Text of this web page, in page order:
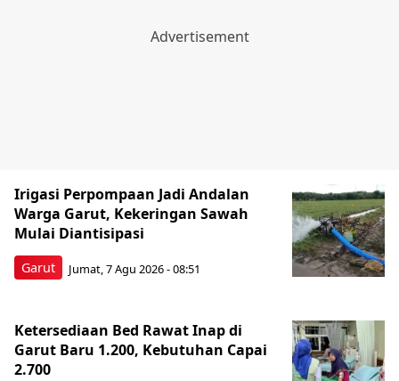
Garut
Irigasi Perpompaan Jadi Andalan
Warga Garut, Kekeringan Sawah
Mulai Diantisipasi
Jumat, 7 Agu 2026 - 08:51
Ketersediaan Bed Rawat Inap di
Garut Baru 1.200, Kebutuhan Capai
2.700